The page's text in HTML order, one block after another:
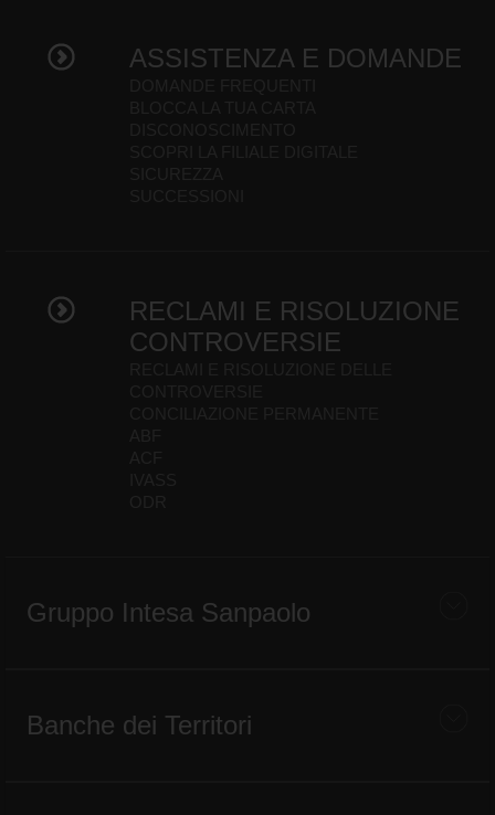
ASSISTENZA E DOMANDE
RECLAMI E RISOLUZIONE
CONTROVERSIE
Gruppo Intesa Sanpaolo
Banche dei Territori